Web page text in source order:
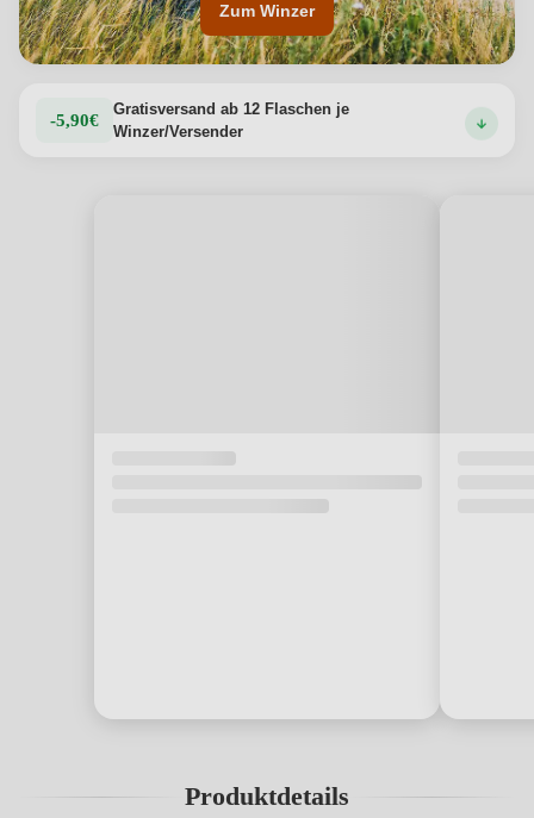
Zum Winzer
-5,90€
Gratisversand ab 12 Flaschen je
Winzer/Versender
Produktdetails